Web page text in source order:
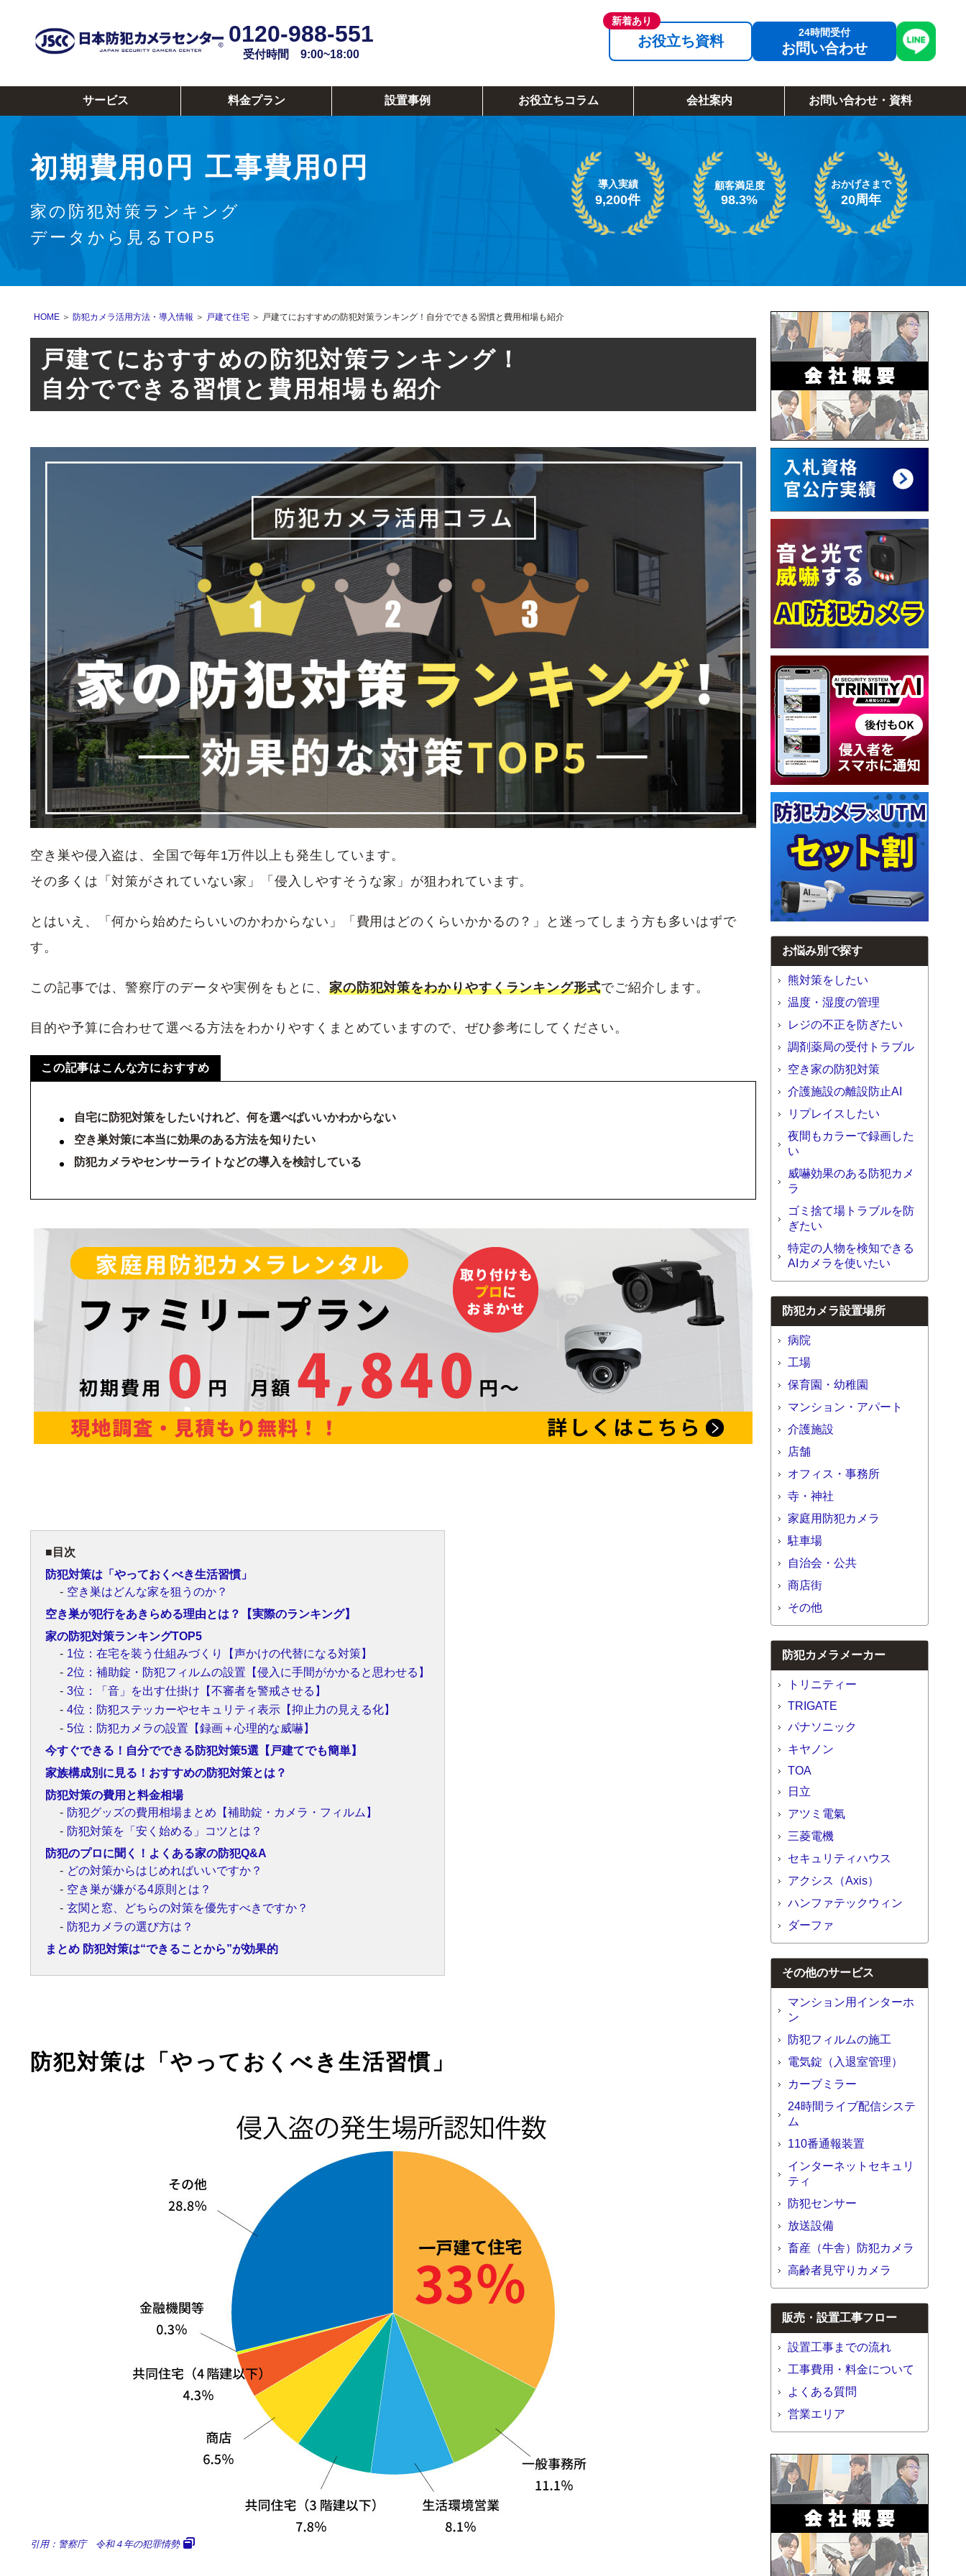
0120-988-551
受付時間 9:00~18:00
お役立ち資料 お問い合わせ
サービス 料金プラン 設置事例 お役立ちコラム 会社案内 お問い合わせ・資料
初期費用0円 工事費用0円
家の防犯対策ランキング
データから見るTOP5
導入実績
9,200件
顧客満足度
98.3%
おかげさまで
20周年
HOME ＞ 防犯カメラ活用方法・導入情報 ＞ 戸建て住宅 ＞ 戸建てにおすすめの防犯対策ランキング！自分でできる習慣と費用相場も紹介
戸建てにおすすめの防犯対策ランキング！
自分でできる習慣と費用相場も紹介
空き巣や侵入盗は、全国で毎年1万件以上も発生しています。
その多くは「対策がされていない家」「侵入しやすそうな家」が狙われています。
とはいえ、「何から始めたらいいのかわからない」「費用はどのくらいかかるの？」と迷ってしまう方も多いはずで
す。
この記事では、警察庁のデータや実例をもとに、 家の防犯対策をわかりやすくランキング形式でご紹介します。
目的や予算に合わせて選べる方法をわかりやすくまとめていますので、ぜひ参考にしてください。
この記事はこんな方におすすめ
自宅に防犯対策をしたいけれど、何を選べばいいかわからない
空き巣対策に本当に効果のある方法を知りたい
防犯カメラやセンサーライトなどの導入を検討している
目次
防犯対策は「やっておくべき生活習慣」
空き巣はどんな家を狙うのか？
空き巣が犯行をあきらめる理由とは？【実際のランキング】
家の防犯対策ランキングTOP5
1位：在宅を装う仕組みづくり【声かけの代替になる対策】
2位：補助錠・防犯フィルムの設置【侵入に手間がかかると思わせる】
3位：「音」を出す仕掛け【不審者を警戒させる】
4位：防犯ステッカーやセキュリティ表示【抑止力の見える化】
5位：防犯カメラの設置【録画＋心理的な威嚇】
今すぐできる！自分でできる防犯対策5選【戸建てでも簡単】
家族構成別に見る！おすすめの防犯対策とは？
防犯対策の費用と料金相場
防犯グッズの費用相場まとめ【補助錠・カメラ・フィルム】
防犯対策を「安く始める」コツとは？
防犯のプロに聞く！よくある家の防犯Q&A
どの対策からはじめればいいですか？
空き巣が嫌がる4原則とは？
玄関と窓、どちらの対策を優先すべきですか？
防犯カメラの選び方は？
まとめ 防犯対策は“できることから”が効果的
防犯対策は「やっておくべき生活習慣」
引用：警察庁 令和４年の犯罪情勢
お悩み別で探す
熊対策をしたい
温度・湿度の管理
レジの不正を防ぎたい
調剤薬局の受付トラブル
空き家の防犯対策
介護施設の離設防止AI
リプレイスしたい
夜間もカラーで録画した
い
威嚇効果のある防犯カメ
ラ
ゴミ捨て場トラブルを防
ぎたい
特定の人物を検知できる
AIカメラを使いたい
防犯カメラ設置場所
病院
工場
保育園・幼稚園
マンション・アパート
介護施設
店舗
オフィス・事務所
寺・神社
家庭用防犯カメラ
駐車場
自治会・公共
商店街
その他
防犯カメラメーカー
トリニティー
TRIGATE
パナソニック
キヤノン
TOA
日立
アツミ電氣
三菱電機
セキュリティハウス
アクシス（Axis）
ハンファテックウィン
ダーファ
その他のサービス
マンション用インターホ
ン
防犯フィルムの施工
電気錠（入退室管理）
カーブミラー
24時間ライブ配信システ
ム
110番通報装置
インターネットセキュリ
ティ
防犯センサー
放送設備
畜産（牛舎）防犯カメラ
高齢者見守りカメラ
販売・設置工事フロー
設置工事までの流れ
工事費用・料金について
よくある質問
営業エリア